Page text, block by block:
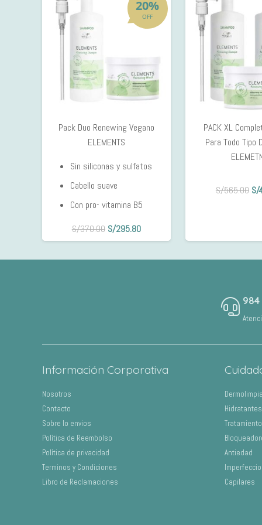
Pack Duo Renewing Vegano
ELEMENTS
Sin siliconas y sulfatos
Cabello suave
Con pro- vitamina B5
S/370.00 El
precio
original
S/295.80El
precio
actual
PACK XL
Para Todo Tipo
S/565.00 El
S/
984
Información Corporativa
Nosotros
Contacto
Sobre lo envios
Política de Reembolso
Política de privacidad
Terminos y Condiciones
Libro de Reclamaciones
Hidratantes
Antiedad
Capilares
OFF
20%